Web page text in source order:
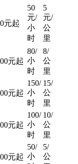
元起
50
元/
小
时
5
元/
公
里
元起
80/
小
时
8/
公
里
元起
150/
小
时
15/
公
里
元起
100/
小
时
10/
公
里
元起
50/
小
5/
公